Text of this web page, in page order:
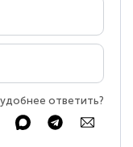
удобнее ответить?